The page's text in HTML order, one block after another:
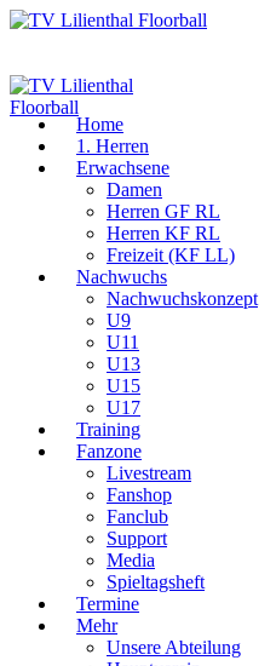
Home
1. Herren
Erwachsene
Damen
Herren GF RL
Herren KF RL
Freizeit (KF LL)
Nachwuchs
Nachwuchskonzept
U9
U11
U13
U15
U17
Training
Fanzone
Livestream
Fanshop
Fanclub
Support
Media
Spieltagsheft
Termine
Mehr
Unsere Abteilung